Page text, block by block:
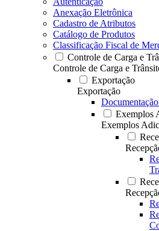
Anexação Eletrônica
Cadastro de Atributos
Catálogo de Produtos
Classificação Fiscal de
Controle de Carga e
Controle de Carga e
Exportação
Exportação
Exemplos
Exemplos